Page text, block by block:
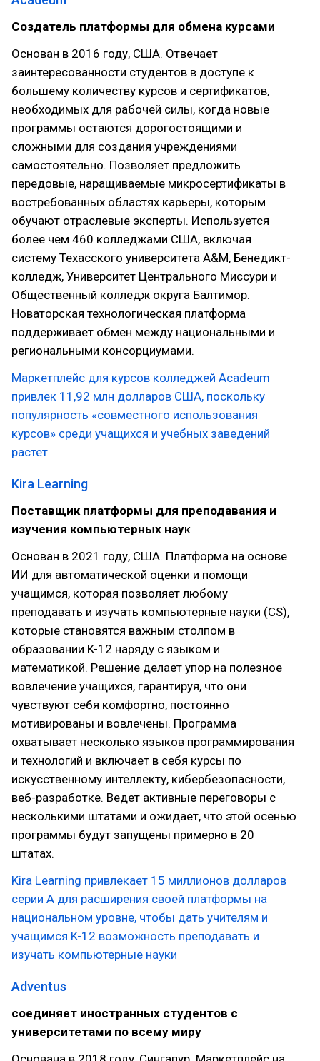
Создатель платформы для обмена курсами
Основан в 2016 году, США. Отвечает
заинтересованности студентов в доступе к
большему количеству курсов и сертификатов,
необходимых для рабочей силы, когда новые
программы остаются дорогостоящими и
сложными для создания учреждениями
самостоятельно. Позволяет предложить
передовые, наращиваемые микросертификаты в
востребованных областях карьеры, которым
обучают отраслевые эксперты. Используется
более чем 460 колледжами США, включая
систему Техасского университета A&M, Бенедикт-
колледж, Университет Центрального Миссури и
Общественный колледж округа Балтимор.
Новаторская технологическая платформа
поддерживает обмен между национальными и
региональными консорциумами.
Маркетплейс для курсов колледжей Acadeum
привлек 11,92 млн долларов США, поскольку
популярность «совместного использования
курсов» среди учащихся и учебных заведений
растет
Kira Learning
Поставщик платформы для преподавания и
изучения компьютерных наук
Основан в 2021 году, США. Платформа на основе
ИИ для автоматической оценки и помощи
учащимся, которая позволяет любому
преподавать и изучать компьютерные науки (CS),
которые становятся важным столпом в
образовании K-12 наряду с языком и
математикой. Решение делает упор на полезное
вовлечение учащихся, гарантируя, что они
чувствуют себя комфортно, постоянно
мотивированы и вовлечены. Программа
охватывает несколько языков программирования
и технологий и включает в себя курсы по
искусственному интеллекту, кибербезопасности,
веб-разработке. Ведет активные переговоры с
несколькими штатами и ожидает, что этой осенью
программы будут запущены примерно в 20
штатах.
Kira Learning привлекает 15 миллионов долларов
серии A для расширения своей платформы на
национальном уровне, чтобы дать учителям и
учащимся K-12 возможность преподавать и
изучать компьютерные науки
Adventus
соединяет иностранных студентов с
университетами по всему миру